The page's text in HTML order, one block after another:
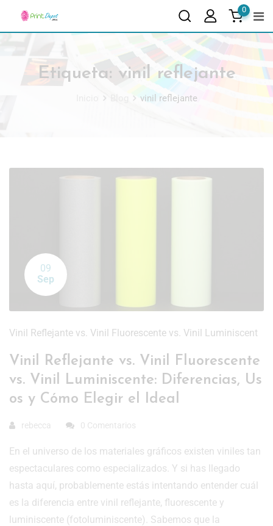
0
Etiqueta: vinil reflejante
vinil reflejante
09
Sep
Vinil Reflejante vs. Vinil Fluorescente vs. Vinil Luminiscent
Vinil Reflejante vs. Vinil Fluorescente
vs. Vinil Luminiscente: Diferencias, Us
os y Cómo Elegir el Ideal
rebecca 0 Comentarios
En el universo de los materiales gráficos existen viniles tan
espectaculares como especializados. Y si has llegado
hasta aquí, probablemente estás intentando entender cuál
es la diferencia entre vinil reflejante, fluorescente y
luminiscente (fotoluminiscente). Sabemos que la